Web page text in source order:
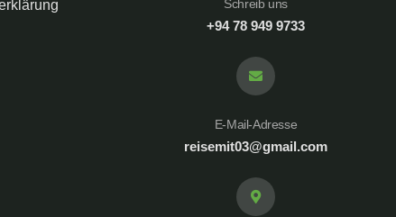
Schreib uns
+94 78 949 9733
E-Mail-Adresse
reisemit03@gmail.com